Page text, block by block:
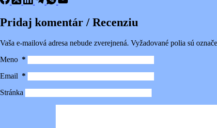
Pridaj komentár / Recenziu
Vaša e-mailová adresa nebude zverejnená. Vyžadované polia sú
Meno *
Email *
Stránka